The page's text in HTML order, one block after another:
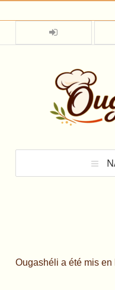
Ougashéli a été mis